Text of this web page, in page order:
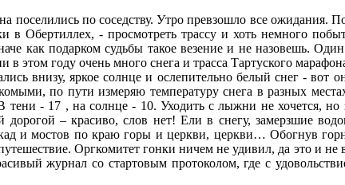
по соседству. Утро превзошло все ожидания.
в Обертиллех, - просмотреть трассу и хоть немного
как подарком судьбы такое везение и не назовешь.
этом году очень много снега и трасса Тартуского
внизу, яркое солнце и ослепительно белый снег -
по пути измеряю температуру снега в разных
- 17 , на солнце - 10. Уходить с лыжни не хочется, но
– красиво, слов нет! Ели в снегу, замерзшие
и мостов по краю горы и церкви, церкви… Обогнув
Оргкомитет гонки ничем не удивил, да это и не
журнал со стартовым протоколом, где с